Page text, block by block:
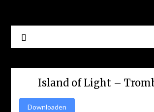
Island of Light –
Downloaden